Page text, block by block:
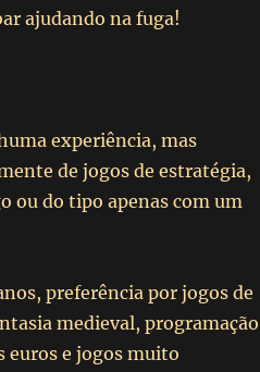
ajudando na fuga!
experiência, mas
de jogos de estratégia,
ou do tipo apenas com um
preferência por jogos de
medieval, programação
euros e jogos muito